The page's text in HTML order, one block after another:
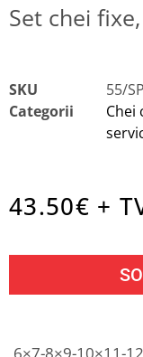
Set chei
SKU
55/
Categorii
Chei
43.50€ +